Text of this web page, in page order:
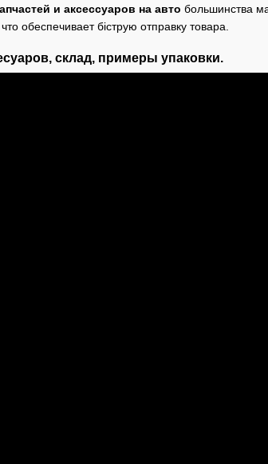
и аксессуаров на авто большинства
обеспечивает біструю отправку товара.
склад, примеры упаковки.